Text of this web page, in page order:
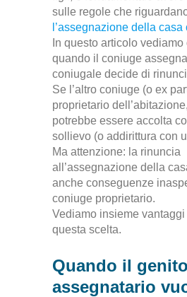
sulle regole che
l’assegnazione della
In questo articolo
quando il coniuge
coniugale decide di
Se l’altro coniuge (o ex
proprietario
potrebbe essere accolta
sollievo (o addirittura con
Ma attenzione: la rinuncia
all’assegnazione della
anche conseguenze
coniuge proprietario.
Vediamo insieme
questa scelta.
Quando il
assegnatario